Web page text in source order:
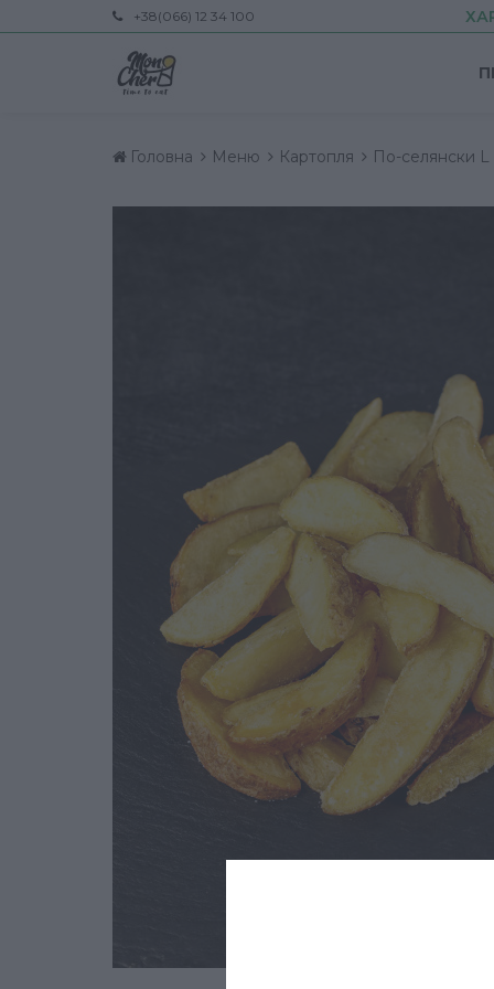
+38(066) 12 34 100
Головна Меню Картопля По-селянски L